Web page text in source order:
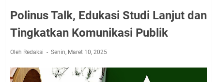
Polinus Talk, Edukasi Studi Lanjut dan
Tingkatkan Komunikasi Publik
Oleh Redaksi Senin, Maret 10, 2025